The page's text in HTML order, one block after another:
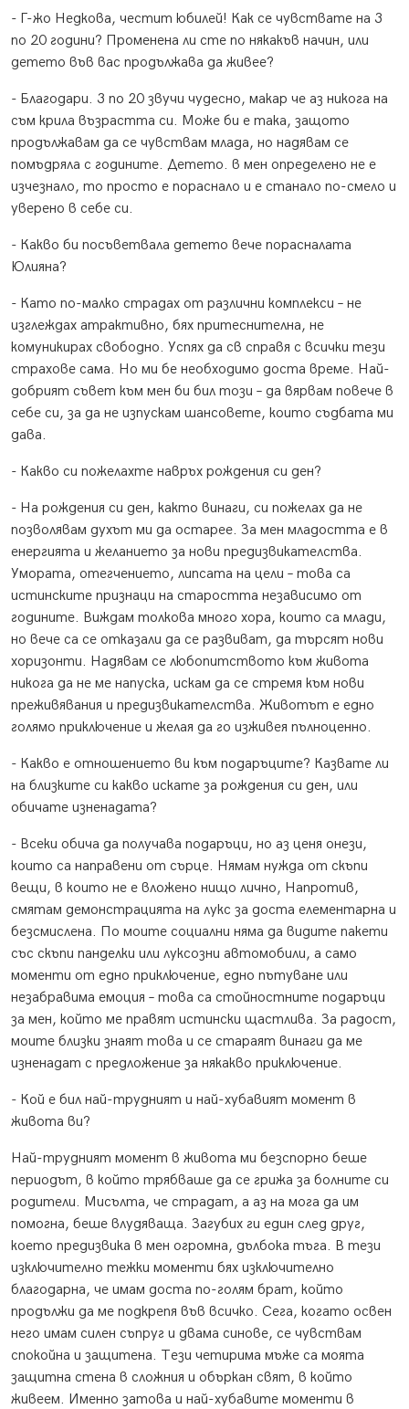
- Г-жо Недкова, честит юбилей! Как се чувствате на 3
по 20 години? Променена ли сте по някакъв начин, или
детето във вас продължава да живее?
- Благодари. 3 по 20 звучи чудесно, макар че аз никога на
съм крила възрастта си. Може би е така, защото
продължавам да се чувствам млада, но надявам се
помъдряла с годините. Детето. в мен определено не е
изчезнало, то просто е пораснало и е станало по-смело и
уверено в себе си.
- Какво би посъветвала детето вече порасналата
Юлияна?
- Като по-малко страдах от различни комплекси – не
изглеждах атрактивно, бях притеснителна, не
комуникирах свободно. Успях да св справя с всички тези
страхове сама. Но ми бе необходимо доста време. Най-
добрият съвет към мен би бил този – да вярвам повече в
себе си, за да не изпускам шансовете, които съдбата ми
дава.
- Какво си пожелахте навръх рождения си ден?
- На рождения си ден, както винаги, си пожелах да не
позволявам духът ми да остарее. За мен младостта е в
енергията и желанието за нови предизвикателства.
Умората, отегчението, липсата на цели – това са
истинските признаци на старостта независимо от
годините. Виждам толкова много хора, които са млади,
но вече са се отказали да се развиват, да търсят нови
хоризонти. Надявам се любопитството към живота
никога да не ме напуска, искам да се стремя към нови
преживявания и предизвикателства. Животът е едно
голямо приключение и желая да го изживея пълноценно.
- Какво е отношението ви към подаръците? Казвате ли
на близките си какво искате за рождения си ден, или
обичате изненадата?
- Всеки обича да получава подаръци, но аз ценя онези,
които са направени от сърце. Нямам нужда от скъпи
вещи, в които не е вложено нищо лично, Напротив,
смятам демонстрацията на лукс за доста елементарна и
безсмислена. По моите социални няма да видите пакети
със скъпи панделки или луксозни автомобили, а само
моменти от едно приключение, едно пътуване или
незабравима емоция – това са стойностните подаръци
за мен, който ме правят истински щастлива. За радост,
моите близки знаят това и се стараят винаги да ме
изненадат с предложение за някакво приключение.
- Кой е бил най-трудният и най-хубавият момент в
живота ви?
Най-трудният момент в живота ми безспорно беше
периодът, в който трябваше да се грижа за болните си
родители. Мисълта, че страдат, а аз на мога да им
помогна, беше влудяваща. Загубих ги един след друг,
което предизвика в мен огромна, дълбока тъга. В тези
изключително тежки моменти бях изключително
благодарна, че имам доста по-голям брат, който
продължи да ме подкрепя във всичко. Сега, когато освен
него имам силен съпруг и двама синове, се чувствам
спокойна и защитена. Тези четирима мъже са моята
защитна стена в сложния и объркан свят, в който
живеем. Именно затова и най-хубавите моменти в